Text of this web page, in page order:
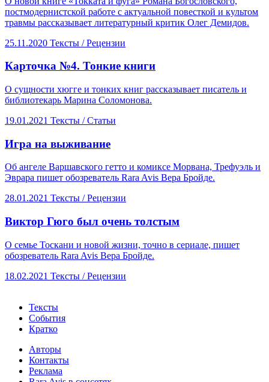
постмодернистской работе с актуальной повесткой и культом
травмы рассказывает литературный критик Олег Демидов.
25.11.2020 Тексты /Рецензии
​Карточка №4. Тонкие книги
О сущности хюгге и тонких книг рассказывает писатель и
библиотекарь Марина Соломонова.
19.01.2021 Тексты /Статьи
​Игра на выживание
Об ангеле Варшавского гетто и комиксе Морвана, Трефуэль и
Эврара пишет обозреватель Rara Avis Вера Бройде.
28.01.2021 Тексты /Рецензии
​Виктор Гюго был очень толстым
О семье Тоскани и новой жизни, точно в сериале, пишет
обозреватель Rara Avis Вера Бройде.
18.02.2021 Тексты /Рецензии
Тексты
События
Кратко
Авторы
Контакты
Реклама